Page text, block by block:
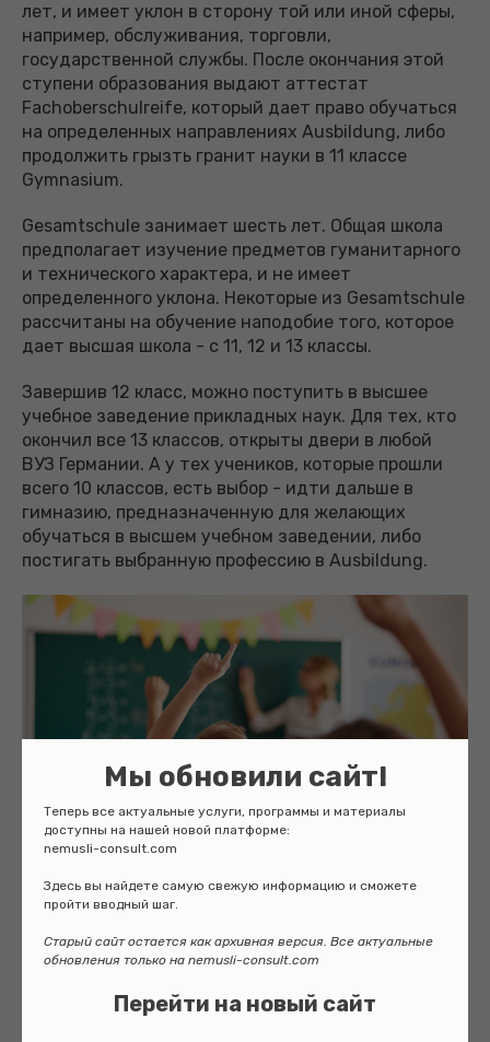
лет, и имеет уклон в сторону той или иной сферы,
например, обслуживания, торговли,
государственной службы. После окончания этой
ступени образования выдают аттестат
Fachoberschulreife, который дает право обучаться
на определенных направлениях Ausbildung, либо
продолжить грызть гранит науки в 11 классе
Gymnasium.
Gesamtschule занимает шесть лет. Общая школа
предполагает изучение предметов гуманитарного
и технического характера, и не имеет
определенного уклона. Некоторые из Gesamtschule
рассчитаны на обучение наподобие того, которое
дает высшая школа - с 11, 12 и 13 классы.
Завершив 12 класс, можно поступить в высшее
учебное заведение прикладных наук. Для тех, кто
окончил все 13 классов, открыты двери в любой
ВУЗ Германии. А у тех учеников, которые прошли
всего 10 классов, есть выбор - идти дальше в
гимназию, предназначенную для желающих
обучаться в высшем учебном заведении, либо
постигать выбранную профессию в Ausbildung.
Завершенные 12 классов дают право на аттестат
двери в ВУЗы, направленные на изучение
прикладных наук.
Мы обновили сайт!
Теперь все актуальные услуги, программы и материалы
доступны на нашей новой платформе:
nemusli-consult.com
Здесь вы найдете самую свежую информацию и сможете
пройти вводный шаг.
Старый сайт остается как архивная версия. Все актуальные
обновления только на nemusli-consult.com
Перейти на новый сайт